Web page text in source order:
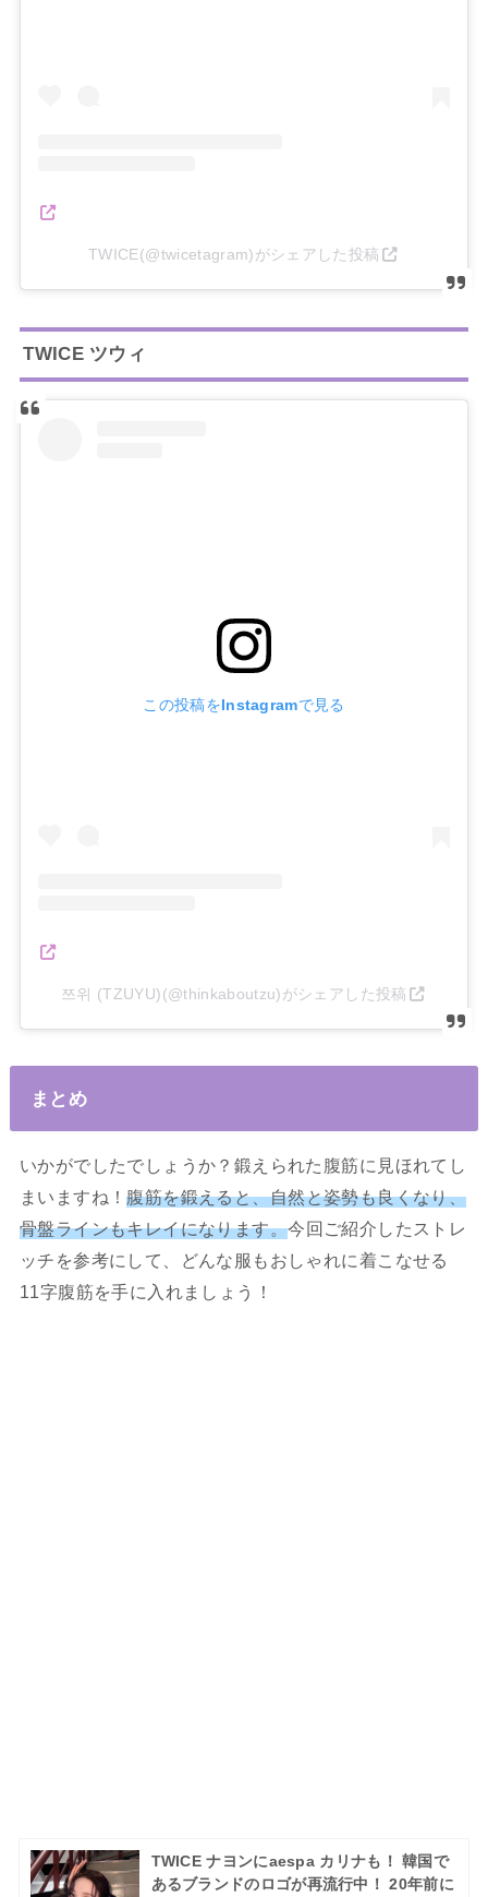
TWICE(@twicetagram)がシェアした投稿
TWICE ツウィ
この投稿をInstagramで見る
쯔위 (TZUYU)(@thinkaboutzu)がシェアした投稿
まとめ
いかがでしたでしょうか？鍛えられた腹筋に見ほれてし
まいますね！腹筋を鍛えると、自然と姿勢も良くなり、
骨盤ラインもキレイになります。今回ご紹介したストレ
ッチを参考にして、どんな服もおしゃれに着こなせる
11字腹筋を手に入れましょう！
TWICE ナヨンにaespa カリナも！ 韓国で
あるブランドのロゴが再流行中！ 20年前に